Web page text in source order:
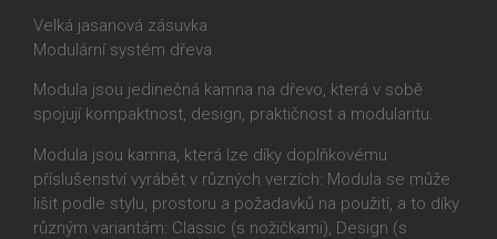
Velká jasanová zásuvka
Modulární systém dřeva
Modula jsou jedinečná kamna na dřevo, která v sobě
spojují kompaktnost, design, praktičnost a modularitu.
Modula jsou kamna, která lze díky doplňkovému
příslušenství vyrábět v různých verzích: Modula se může
lišit podle stylu, prostoru a požadavků na použití, a to díky
různým variantám: Classic (s nožičkami), Design (s